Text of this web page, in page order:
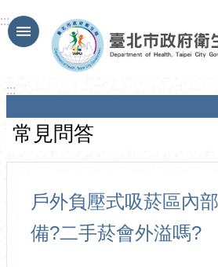
跳到主要內容區塊
:::
:::
常見問答
戶外負壓式吸菸區內
備?二手菸會外溢嗎?